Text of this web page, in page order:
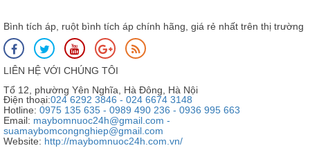
Bình tích áp, ruột bình tích áp chính hãng, giá rẻ nhất trên thị trường
LIÊN HỆ VỚI CHÚNG TÔI
Tổ 12, phường Yên Nghĩa, Hà Đông, Hà Nội
Điện thoại:024 6292 3846 - 024 6674 3148
Hotline: 0975 135 635 - 0989 490 236 - 0936 995 663
Email: maybomnuoc24h@gmail.com -
suamaybomcongnghiep@gmail.com
Website: http://maybomnuoc24h.com.vn/